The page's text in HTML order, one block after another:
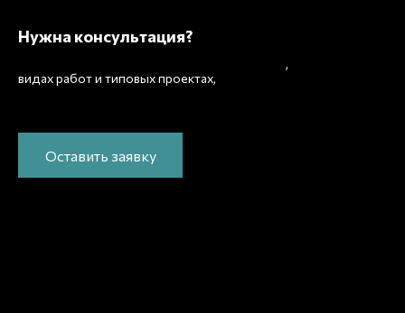
Нужна консультация?
,
видах работ и типовых проектах,
стоимость и подготовим индивидуальное
Оставить заявку